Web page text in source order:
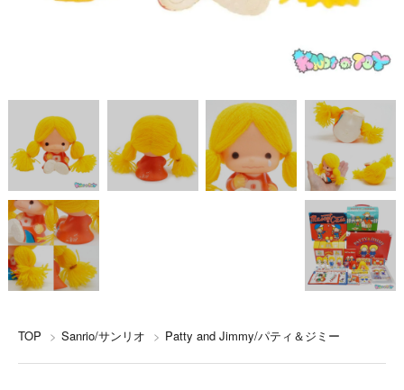
TOP > Sanrio/サンリオ > Patty and Jimmy/パティ＆ジミー